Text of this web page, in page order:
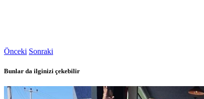
Önceki Sonraki
Bunlar da ilginizi çekebilir